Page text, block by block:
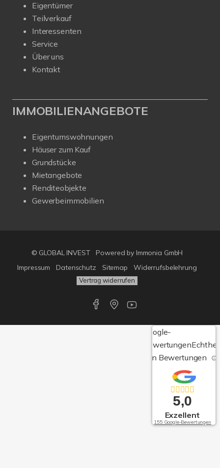
Eigentümer
Teilverkauf
Interessenten
Service
Über uns
Kontakt
IMMOBILIENANGEBOTE
Eigentumswohnungen
Häuser zum Kauf
Grundstücke
Mietangebote
Renditeobjekte
Gewerbeimmobilien
© GLOBAL INVEST Powered by Immonia GmbH
Impressum
Datenschutz Sitemap Widerrufsbelehrung
Vertrag widerrufen
Google-
Bewertungen
von Bewertungen
5,0
Exzellent
155 Google-Bewertungen